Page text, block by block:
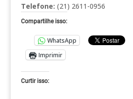
Telefone: (21) 2611-0956
Compartilhe isso:
WhatsApp
Imprimir
Curtir isso: